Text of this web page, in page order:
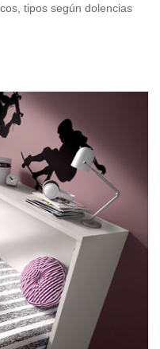
tipos según dolencias